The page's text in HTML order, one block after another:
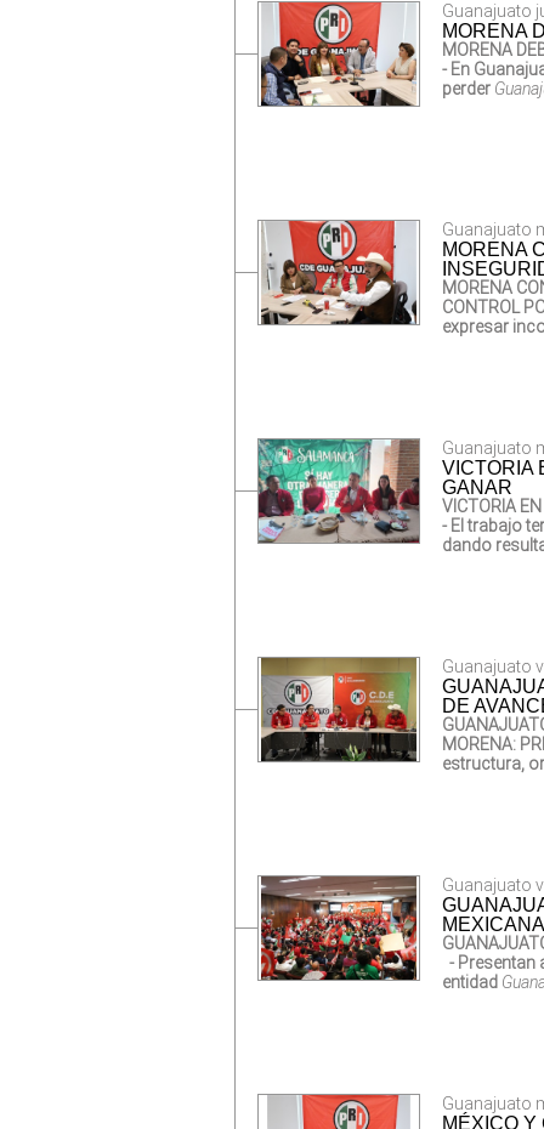
Guanajuato
MORENA
MORENA
- En
perder
Guanajuato
MORENA
MORENA
CONTROL
expresar
Guanajuato
VICTORIA
GANAR
VICTORIA
- El trabajo
dando
Guanajuato
DE
MORENA: PRI
estructura,
Guanajuato
- Presentan
entidad
Guanajuato
MÉXICO Y